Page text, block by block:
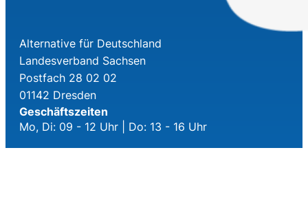
Alternative für Deutschland
Landesverband Sachsen
Postfach 28 02 02
01142 Dresden
Geschäftszeiten
Mo, Di: 09 - 12 Uhr | Do: 13 - 16 Uhr